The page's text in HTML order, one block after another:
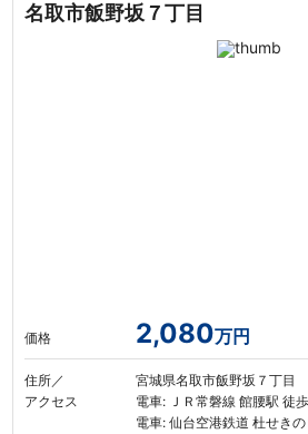
名取市飯野坂７丁目
価格 2,080万円
住所／
アクセス
宮城県名取市飯野坂７丁目
電車: ＪＲ常磐線 館腰駅 徒
電車: 仙台空港鉄道 杜せき